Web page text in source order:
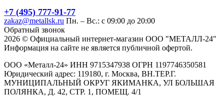
+7 (495) 777-91-77
zakaz@metallsk.ru Пн. – Вс.: с 09:00 до 20:00
Обратный звонок
2026 © Официальный интернет-магазин ООО "МЕТАЛЛ-24"
Информация на сайте не является публичной офертой.
ООО «Металл-24» ИНН 9715347938 ОГРН 1197746350581
Юридический адрес: 119180, г. Москва, ВН.ТЕР.Г.
МУНИЦИПАЛЬНЫЙ ОКРУГ ЯКИМАНКА, УЛ БОЛЬШАЯ
ПОЛЯНКА, Д. 42, СТР. 1, ПОМЕЩ. 4/1